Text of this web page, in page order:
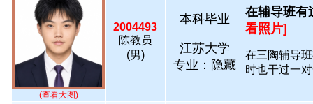
(查看大图)
2004493
陈教员
(男)
本科毕业
江苏大学
专业：隐藏
在辅导班有
看照片]
在三陶辅导
时也干过一